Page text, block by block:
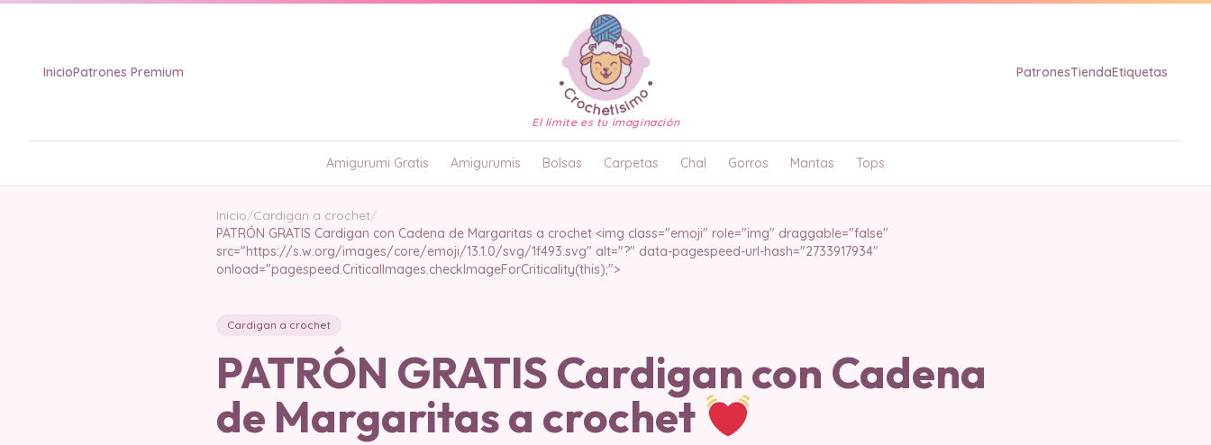
InicioPatrones Premium
El límite es tu imaginación
PatronesTiendaEtiquetas
Amigurumi Gratis Amigurumis Bolsas Carpetas Chal Gorros Mantas Tops
Inicio/Cardigan a crochet/
PATRÓN GRATIS Cardigan con Cadena de Margaritas a crochet <img class="emoji" role="img" draggable="false"
src="https://s.w.org/images/core/emoji/13.1.0/svg/1f493.svg" alt="?" data-pagespeed-url-hash="2733917934"
onload="pagespeed.CriticalImages.checkImageForCriticality(this);">
Cardigan a crochet
PATRÓN GRATIS Cardigan con Cadena
de Margaritas a crochet